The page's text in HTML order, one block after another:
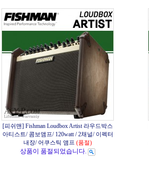
[피쉬맨] Fishman Loudbox Artist 라우드박스
아티스트/ 콤보앰프/ 120watt / 2채널/ 이펙터
내장/ 어쿠스틱 앰프 (품절)
상품이 품절되었습니다.